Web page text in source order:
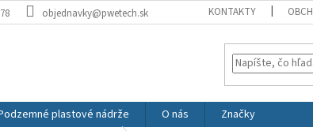
objednavky@pwetech.sk KONTAKTY
plastové nádrže O nás
Značky